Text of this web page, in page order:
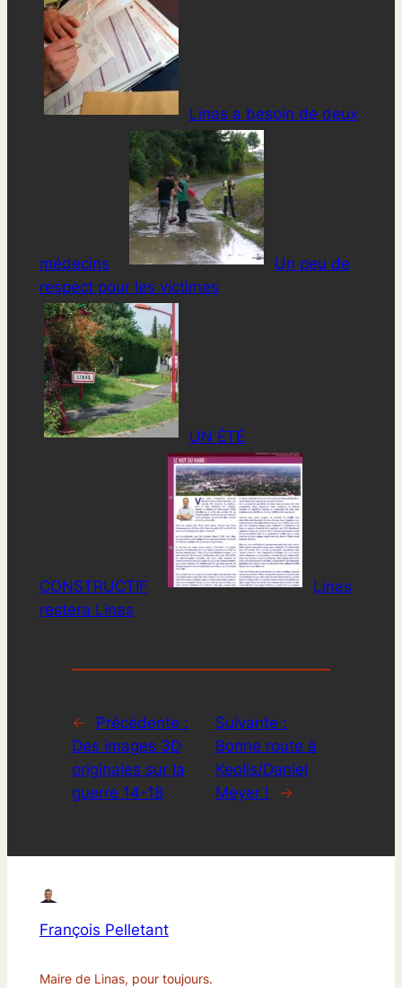
Linas a besoin de deux
médecins
Un peu de
respect pour les victimes
UN ÉTÉ
CONSTRUCTIF
Linas
restera Linas
←
Précédente :
Des images 3D
originales sur la
guerre 14-18
Suivante :
Bonne route à
Keolis/Daniel
Meyer !
→
François Pelletant
Maire de Linas, pour toujours.